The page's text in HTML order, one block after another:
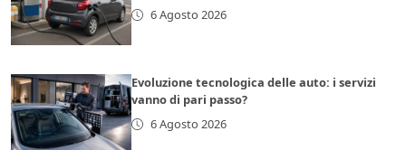
6 Agosto 2026
Evoluzione tecnologica delle auto: i servizi
vanno di pari passo?
6 Agosto 2026